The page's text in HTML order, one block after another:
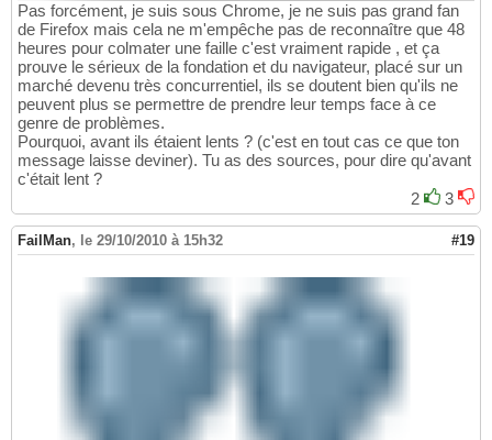
Pas forcément, je suis sous Chrome, je ne suis pas grand fan
de Firefox mais cela ne m'empêche pas de reconnaître que 48
heures pour colmater une faille c'est vraiment rapide , et ça
prouve le sérieux de la fondation et du navigateur, placé sur un
marché devenu très concurrentiel, ils se doutent bien qu'ils ne
peuvent plus se permettre de prendre leur temps face à ce
genre de problèmes.
Pourquoi, avant ils étaient lents ? (c'est en tout cas ce que ton
message laisse deviner). Tu as des sources, pour dire qu'avant
c'était lent ?
2
3
FailMan, le 29/10/2010 à 15h32 #19